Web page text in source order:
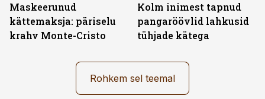
Maskeerunud
kättemaksja: päriselu
krahv Monte-Cristo
Kolm inimest tapnud
pangaröövlid lahkusid
tühjade kätega
Rohkem sel teemal